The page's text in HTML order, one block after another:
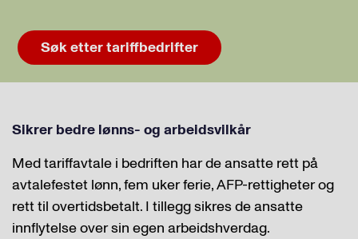
Søk etter tariffbedrifter
Sikrer bedre lønns- og arbeidsvilkår
Med tariffavtale i bedriften har de ansatte rett på
avtalefestet lønn, fem uker ferie, AFP-rettigheter og
rett til overtidsbetalt. I tillegg sikres de ansatte
innflytelse over sin egen arbeidshverdag.